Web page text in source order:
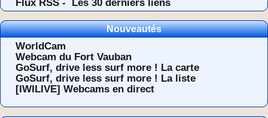
Flux RSS -
Les 30 derniers liens
Nouveautés
WorldCam
Webcam du Fort Vauban
GoSurf, drive less surf more ! La carte
GoSurf, drive less surf more ! La liste
[IWILIVE] Webcams en direct